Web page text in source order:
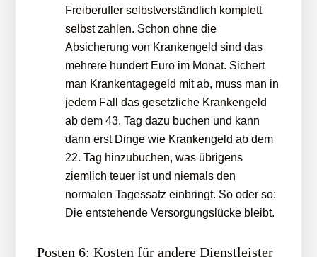
Freiberufler selbstverständlich komplett
selbst zahlen. Schon ohne die
Absicherung von Krankengeld sind das
mehrere hundert Euro im Monat. Sichert
man Krankentagegeld mit ab, muss man in
jedem Fall das gesetzliche Krankengeld
ab dem 43. Tag dazu buchen und kann
dann erst Dinge wie Krankengeld ab dem
22. Tag hinzubuchen, was übrigens
ziemlich teuer ist und niemals den
normalen Tagessatz einbringt. So oder so:
Die entstehende Versorgungslücke bleibt.
Posten 6: Kosten für andere Dienstleister